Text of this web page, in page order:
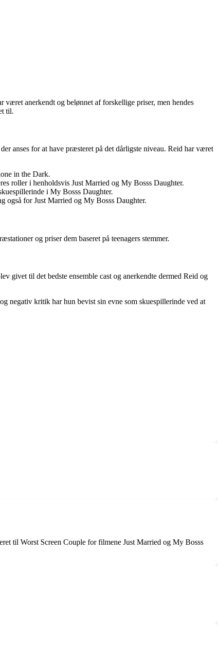
været anerkendt og belønnet af forskellige priser, men hendes
til.
anses for at have præsteret på det dårligste niveau. Reid har været
in the Dark.
roller i henholdsvis Just Married og My Bosss Daughter.
i My Bosss Daughter.
også for Just Married og My Bosss Daughter.
og priser dem baseret på teenagers stemmer.
givet til det bedste ensemble cast og anerkendte dermed Reid og
negativ kritik har hun bevist sin evne som skuespillerinde ved at
til Worst Screen Couple for filmene Just Married og My Bosss